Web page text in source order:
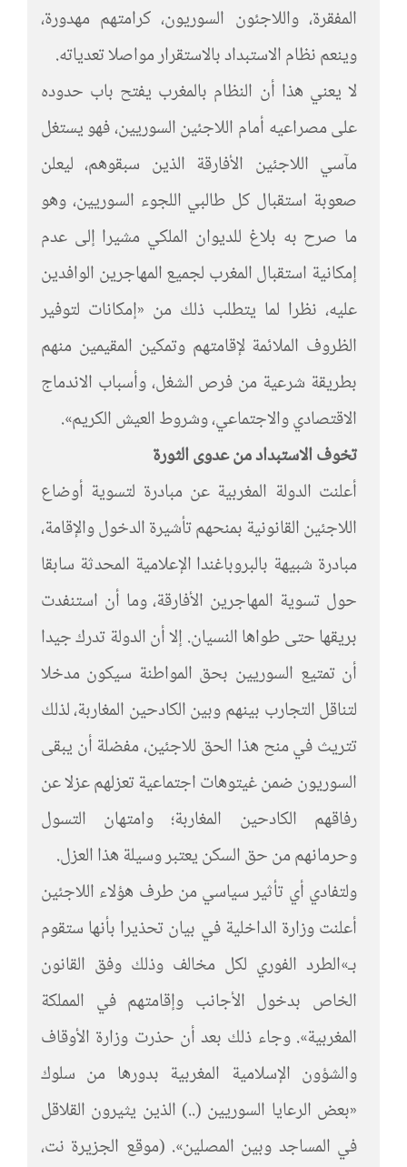
المفقرة، واللاجئون السوريون، كرامتهم مهدورة،
وينعم نظام الاستبداد بالاستقرار مواصلا تعدياته.
لا يعني هذا أن النظام بالمغرب يفتح باب حدوده
على مصراعيه أمام اللاجئين السوريين، فهو يستغل
مآسي اللاجئين الأفارقة الذين سبقوهم، ليعلن
صعوبة استقبال كل طالبي اللجوء السوريين، وهو
ما صرح به بلاغ للديوان الملكي مشيرا إلى عدم
إمكانية استقبال المغرب لجميع المهاجرين الوافدين
عليه، نظرا لما يتطلب ذلك من «إمكانات لتوفير
الظروف الملائمة لإقامتهم وتمكين المقيمين منهم
بطريقة شرعية من فرص الشغل، وأسباب الاندماج
الاقتصادي والاجتماعي، وشروط العيش الكريم».
تخوف الاستبداد من عدوى الثورة
أعلنت الدولة المغربية عن مبادرة لتسوية أوضاع
اللاجئين القانونية بمنحهم تأشيرة الدخول والإقامة،
مبادرة شبيهة بالبروباغندا الإعلامية المحدثة سابقا
حول تسوية المهاجرين الأفارقة، وما أن استنفدت
بريقها حتى طواها النسيان. إلا أن الدولة تدرك جيدا
أن تمتيع السوريين بحق المواطنة سيكون مدخلا
لتناقل التجارب بينهم وبين الكادحين المغاربة، لذلك
تتريث في منح هذا الحق للاجئين، مفضلة أن يبقى
السوريون ضمن غيتوهات اجتماعية تعزلهم عزلا عن
رفاقهم الكادحين المغاربة؛ وامتهان التسول
وحرمانهم من حق السكن يعتبر وسيلة هذا العزل.
ولتفادي أي تأثير سياسي من طرف هؤلاء اللاجئين
أعلنت وزارة الداخلية في بيان تحذيرا بأنها ستقوم
بـ»الطرد الفوري لكل مخالف وذلك وفق القانون
الخاص بدخول الأجانب وإقامتهم في المملكة
المغربية». وجاء ذلك بعد أن حذرت وزارة الأوقاف
والشؤون الإسلامية المغربية بدورها من سلوك
«بعض الرعايا السوريين (..) الذين يثيرون القلاقل
في المساجد وبين المصلين». (موقع الجزيرة نت،